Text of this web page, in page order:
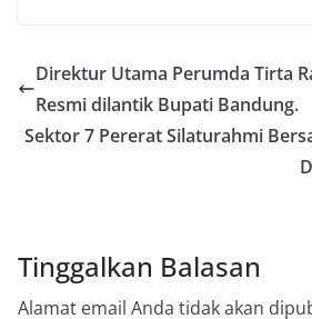
Direktur Utama Perumda Tirta
Resmi dilantik Bupati Bandung.
Sektor 7 Pererat Silaturahmi
Tinggalkan Balasan
Alamat email Anda tidak akan